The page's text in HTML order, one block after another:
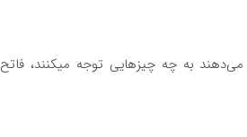
به چه چیزهایی توجه میکنند، فاتح